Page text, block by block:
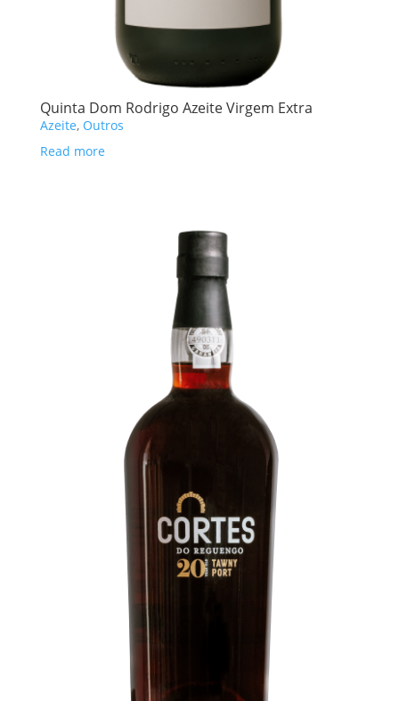
Quinta Dom Rodrigo Azeite Virgem Extra
Azeite, Outros
Read more